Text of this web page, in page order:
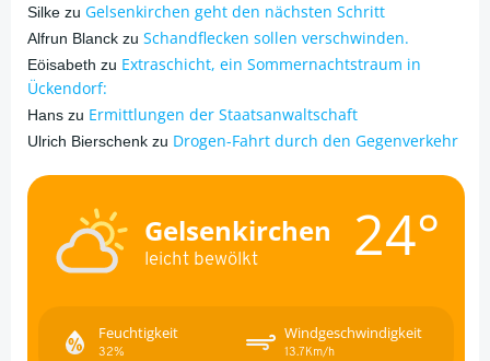
Silke zu Gelsenkirchen geht den nächsten Schritt
Alfrun Blanck zu Schandflecken sollen verschwinden.
Eöisabeth zu Extraschicht, ein Sommernachtstraum in
Ückendorf:
Hans zu Ermittlungen der Staatsanwaltschaft
Ulrich Bierschenk zu Drogen-Fahrt durch den Gegenverkehr
Gelsenkirchen
leicht bewölkt 24°
Feuchtigkeit
32%
Windgeschwindigkeit
13.7Km/h